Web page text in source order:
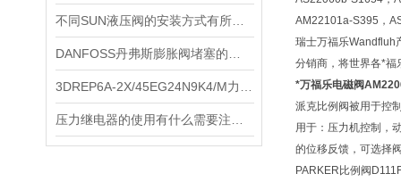
AM22101a-S395，
瑞士万福乐Wandfluh
分销商，将世界各*福
*万福乐电磁阀
派克比例阀被用于控
用于：压力机控制，
的位移反馈，可选择
PARKER比例阀